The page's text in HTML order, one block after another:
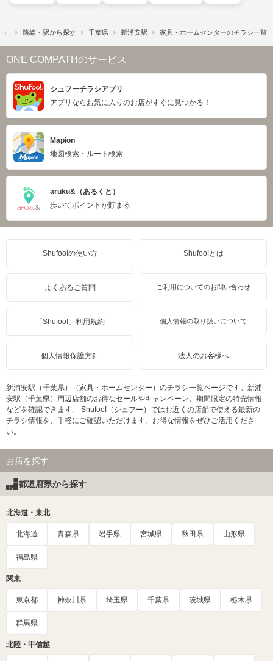
路線・駅から探す 千葉県 新浦安駅 家具・ホームセンターのチラシ一覧
ONE COMPATHのサービス
シュフーチラシアプリ
アプリならお気に入りのお店がすぐに見つかる！
Mapion
地図検索・ルート検索
aruku&（あるくと）
歩いてポイントが貯まる
Shufoo!の使い方 Shufoo!とは
よくあるご質問 ご利用についてのお問い合わせ
「Shufoo!」利用規約 個人情報の取り扱いについて
個人情報保護方針 法人のお客様へ
新浦安駅（千葉県）（家具・ホームセンター）のチラシ一覧ページです。新浦
安駅（千葉県）周辺店舗のお得なセールやキャンペーン、期間限定の特売情報
などを確認できます。 Shufoo!（シュフー）ではお近くの店舗で使える最新の
チラシ情報を、手軽にご確認いただけます。お得な情報をぜひご活用くださ
い。
お店を探す
都道府県から探す
北海道・東北
北海道 青森県 岩手県 宮城県 秋田県 山形県
福島県
関東
東京都 神奈川県 埼玉県 千葉県 茨城県 栃木県
群馬県
北陸・甲信越